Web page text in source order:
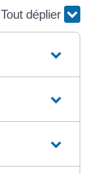
Tout déplier